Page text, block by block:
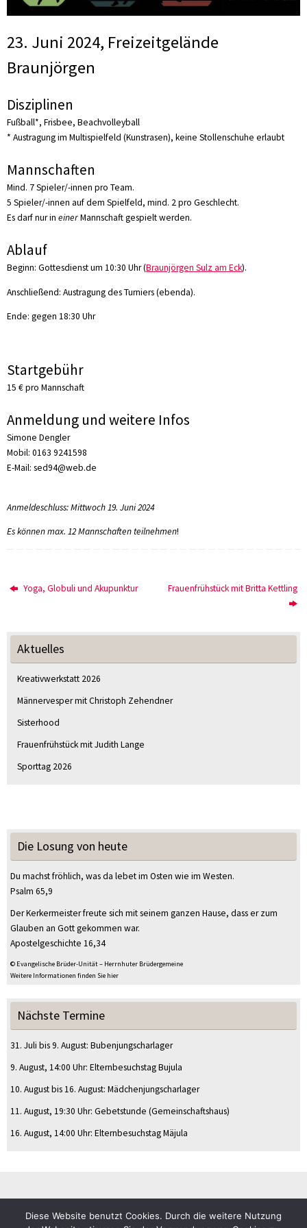
23. Juni 2024, Freizeitgelände
Braunjörgen
Disziplinen
Fußball*, Frisbee, Beachvolleyball
* Austragung im Multispielfeld (Kunstrasen), keine Stollenschuhe erlaubt
Mannschaften
Mind. 7 Spieler/-innen pro Team.
5 Spieler/-innen auf dem Spielfeld, mind. 2 pro Geschlecht.
Es darf nur in einerMannschaft gespielt werden.
Ablauf
Beginn: Gottesdienst um 10:30 Uhr (Braunjörgen Sulz am Eck).
Anschließend: Austragung des Turniers (ebenda).
Ende: gegen 18:30 Uhr
Startgebühr
15 € pro Mannschaft
Anmeldung und weitere Infos
Simone Dengler
Mobil: 0163 9241598
E-Mail: sed94@web.de
Anmeldeschluss: Mittwoch 19. Juni 2024
Es können max. 12 Mannschaften teilnehmen!
Yoga, Globuli und Akupunktur Frauenfrühstück mit Britta Kettling
Aktuelles
Kreativwerkstatt 2026
Männervesper mit Christoph Zehendner
Sisterhood
Frauenfrühstück mit Judith Lange
Sporttag 2026
Die Losung von heute
Du machst fröhlich, was da lebet im Osten wie im Westen.
Psalm 65,9
Der Kerkermeister freute sich mit seinem ganzen Hause, dass er zum
Glauben an Gott gekommen war.
Apostelgeschichte 16,34
© Evangelische Brüder-Unität – Herrnhuter Brüdergemeine
Weitere Informationen finden Sie hier
Nächste Termine
31. Juli bis9. August: Bubenjungscharlager
9. August, 14:00 Uhr: Elternbesuchstag Bujula
10. Augustbis16. August: Mädchenjungscharlager
11. August, 19:30 Uhr: Gebetstunde (Gemeinschaftshaus)
16. August, 14:00 Uhr: Elternbesuchstag Mäjula
© CVJM Sulz am Eck e.V.
Diese Website benutzt Cookies. Durch die weitere Nutzung